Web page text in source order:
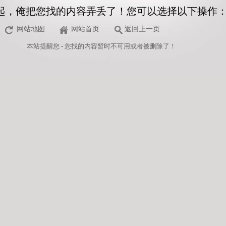
，俺把您找的内容弄丢了！您可以选择以下操作
网站地图 网站首页 返回上一页
本站提醒您 - 您找的内容暂时不可用或者被删除了！